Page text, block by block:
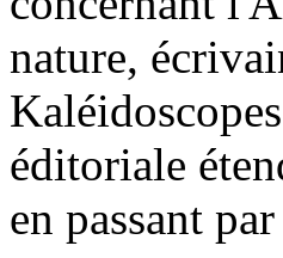
nature,
éditoriale
en passant